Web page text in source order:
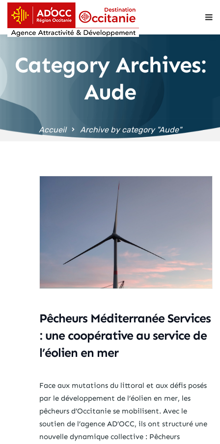
principal
Category Archives:
Aude
Accueil Archive by category "Aude"
Pêcheurs Méditerranée Services
: une coopérative au service de
l’éolien en mer
Face aux mutations du littoral et aux défis posés
par le développement de l’éolien en mer, les
pêcheurs d’Occitanie se mobilisent. Avec le
soutien de l’agence AD’OCC, ils ont structuré une
nouvelle dynamique collective : Pêcheurs